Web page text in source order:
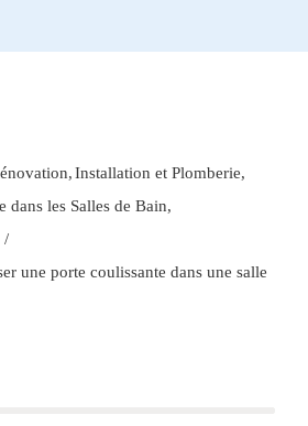
Installation et Plomberie
dans les Salles de Bain
une porte coulissante dans une salle